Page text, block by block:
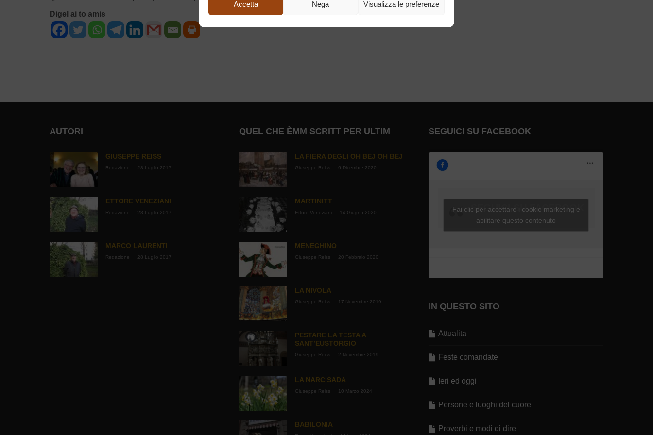
Accetta Nega Visualizza le preferenze
Digel ai to amis
AUTORI
GIUSEPPE REISS
Redazione 28 Luglio 2017
ETTORE VENEZIANI
Redazione 28 Luglio 2017
MARCO LAURENTI
Redazione 28 Luglio 2017
QUEL CHE ÈMM SCRITT PER ULTIM
LA FIERA DEGLI OH BEJ OH BEJ
Giuseppe Reiss 6 Dicembre 2020
MARTINITT
Ettore Veneziani 14 Giugno 2020
MENEGHINO
Giuseppe Reiss 20 Febbraio 2020
LA NIVOLA
Giuseppe Reiss 17 Novembre 2019
PESTARE LA TESTA A
SANT’EUSTORGIO
Giuseppe Reiss 2 Novembre 2019
LA NARCISADA
Giuseppe Reiss 10 Marzo 2024
BABILONIA
SEGUICI SU FACEBOOK
SEGUICI SU FACEBOOK
Fai clic per accettare i cookie marketing e
abilitare questo contenuto
IN QUESTO SITO
Attualità
Feste comandate
Ieri ed oggi
Persone e luoghi del cuore
Proverbi e modi di dire